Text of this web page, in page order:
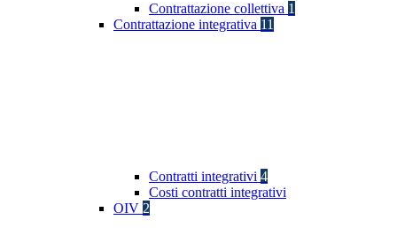
Contrattazione collettiva 1
Contrattazione integrativa 11
Contratti integrativi 4
Costi contratti integrativi
OIV 2